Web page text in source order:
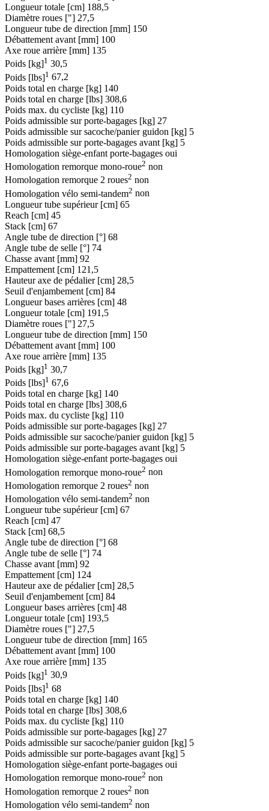
Longueur totale [cm] 188,5
Diamètre roues ["] 27,5
Longueur tube de direction [mm] 150
Débattement avant [mm] 100
Axe roue arrière [mm] 135
Poids [kg] 1 30,5
Poids [lbs]1 67,2
Poids total en charge [kg] 140
Poids total en charge [lbs] 308,6
Poids max. du cycliste [kg] 110
Poids admissible sur porte-bagages [kg] 27
Poids admissible sur sacoche/panier guidon [kg] 5
Poids admissible sur porte-bagages avant [kg] 5
Homologation siège-enfant porte-bagages oui
Homologation remorque mono-roue2 non
Homologation remorque 2 roues2 non
Homologation vélo semi-tandem2 non
Longueur tube supérieur [cm] 65
Reach [cm] 45
Stack [cm] 67
Angle tube de direction [°] 68
Angle tube de selle [°] 74
Chasse avant [mm] 92
Empattement [cm] 121,5
Hauteur axe de pédalier [cm] 28,5
Seuil d'enjambement [cm] 84
Longueur bases arrières [cm] 48
Longueur totale [cm] 191,5
Diamètre roues ["] 27,5
Longueur tube de direction [mm] 150
Débattement avant [mm] 100
Axe roue arrière [mm] 135
Poids [kg]1 30,7
Poids [lbs]1 67,6
Poids total en charge [kg] 140
Poids total en charge [lbs] 308,6
Poids max. du cycliste [kg] 110
Poids admissible sur porte-bagages [kg] 27
Poids admissible sur sacoche/panier guidon [kg] 5
Poids admissible sur porte-bagages avant [kg] 5
Homologation siège-enfant porte-bagages oui
Homologation remorque mono-roue2 non
Homologation remorque 2 roues2 non
Homologation vélo semi-tandem2 non
Longueur tube supérieur [cm] 67
Reach [cm] 47
Stack [cm] 68,5
Angle tube de direction [°] 68
Angle tube de selle [°] 74
Chasse avant [mm] 92
Empattement [cm] 124
Hauteur axe de pédalier [cm] 28,5
Seuil d'enjambement [cm] 84
Longueur bases arrières [cm] 48
Longueur totale [cm] 193,5
Diamètre roues ["] 27,5
Longueur tube de direction [mm] 165
Débattement avant [mm] 100
Axe roue arrière [mm] 135
Poids [kg]1 30,9
Poids [lbs]1 68
Poids total en charge [kg] 140
Poids total en charge [lbs] 308,6
Poids max. du cycliste [kg] 110
Poids admissible sur porte-bagages [kg] 27
Poids admissible sur sacoche/panier guidon [kg] 5
Poids admissible sur porte-bagages avant [kg] 5
Homologation siège-enfant porte-bagages oui
Homologation remorque mono-roue2 non
Homologation remorque 2 roues2 non
Homologation vélo semi-tandem2 non